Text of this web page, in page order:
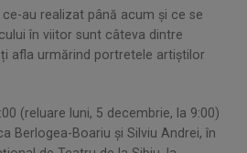
ce-au realizat până acum și ce se
în viitor sunt câteva dintre
afla urmărind portretele artiştilor
(reluare luni, 5 decembrie, la 9:00)
Berlogea-Boariu și Silviu Andrei, în